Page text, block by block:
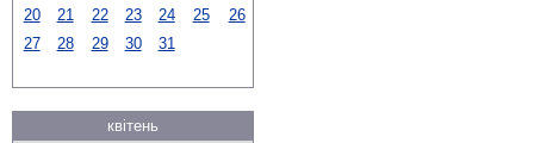
20 21 22 23 24 25
26
27
28 29 30 31
квітень